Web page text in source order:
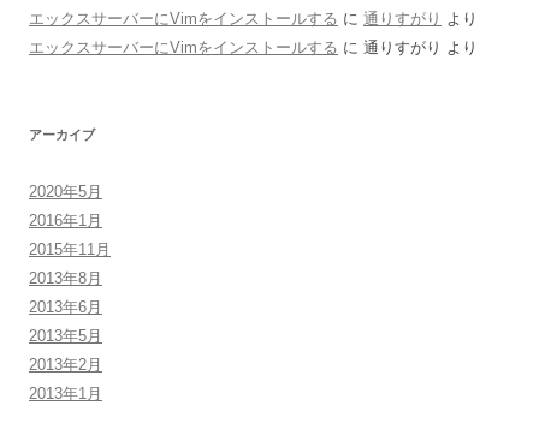
エックスサーバーにVimをインストールする に 通りすがり より
エックスサーバーにVimをインストールする に 通りすがり より
アーカイブ
2020年5月
2016年1月
2015年11月
2013年8月
2013年6月
2013年5月
2013年2月
2013年1月